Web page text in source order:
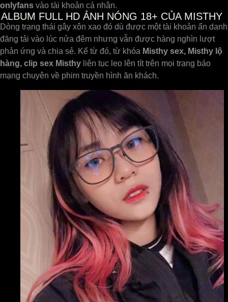
onlyfans vào tài khoản cá nhân.
ALBUM FULL HD ẢNH NÓNG 18+ CỦA MISTHY
Dòng trạng thái gây xôn xao đó dù được một tài khoản ẩn danh
đăng tải vào lúc nửa đêm nhưng vẫn được hàng nghìn lượt
phản ứng và chia sẻ. Kể từ đó, từ khóa Misthy sex, Misthy lộ
hàng, clip sex Misthy liên tục leo lên tít trên mọi trang báo
mạng chuyên về phim truyền hình ăn khách.